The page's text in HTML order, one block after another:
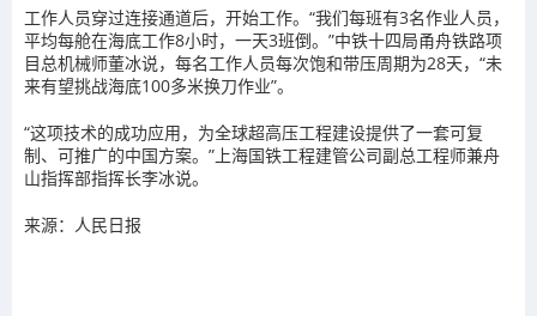
工作人员穿过连接通道后，开始工作。“我们每班有3名作业人员，
平均每舱在海底工作8小时，一天3班倒。”中铁十四局甬舟铁路项
目总机械师董冰说，每名工作人员每次饱和带压周期为28天，“未
来有望挑战海底100多米换刀作业”。
“这项技术的成功应用，为全球超高压工程建设提供了一套可复
制、可推广的中国方案。”上海国铁工程建管公司副总工程师兼舟
山指挥部指挥长李冰说。
来源：人民日报